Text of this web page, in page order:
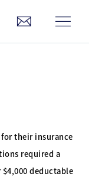
their insurance
required a
deductable